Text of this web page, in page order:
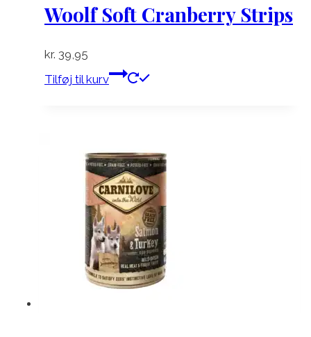
Woolf Soft Cranberry Strips
kr. 39,95
Tilføj til kurv